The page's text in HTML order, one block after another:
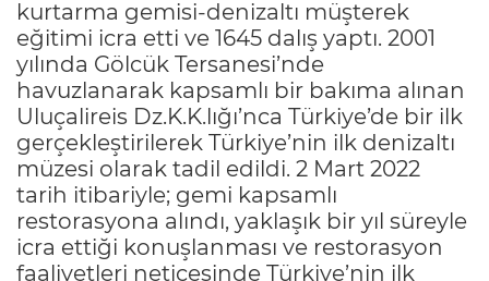
kurtarma gemisi-denizaltı müşterek
eğitimi icra etti ve 1645 dalış yaptı. 2001
yılında Gölcük Tersanesi’nde
havuzlanarak kapsamlı bir bakıma alınan
Uluçalireis Dz.K.K.lığı’nca Türkiye’de bir ilk
gerçekleştirilerek Türkiye’nin ilk denizaltı
müzesi olarak tadil edildi. 2 Mart 2022
tarih itibariyle; gemi kapsamlı
restorasyona alındı, yaklaşık bir yıl süreyle
icra ettiği konuşlanması ve restorasyon
faaliyetleri neticesinde Türkiye’nin ilk